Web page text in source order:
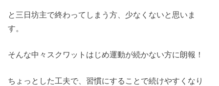
と三日坊主で終わってしまう方、少なくないと思いま
す。
そんな中々スクワットはじめ運動が続かない方に朗報！
ちょっとした工夫で、習慣にすることで続けやすくなり